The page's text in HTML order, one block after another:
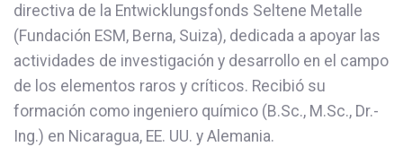
directiva de la Entwicklungsfonds Seltene Metalle
(Fundación ESM, Berna, Suiza), dedicada a apoyar las
actividades de investigación y desarrollo en el campo
de los elementos raros y críticos. Recibió su
formación como ingeniero químico (B.Sc., M.Sc., Dr.-
Ing.) en Nicaragua, EE. UU. y Alemania.